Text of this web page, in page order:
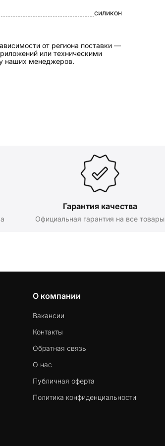
силикон
от региона поставки —
или техническими
наших менеджеров.
Гарантия качества
Официальная гарантия на все товары
О компании
Вакансии
Контакты
Обратная связь
О нас
Публичная оферта
Политика конфиденциальности